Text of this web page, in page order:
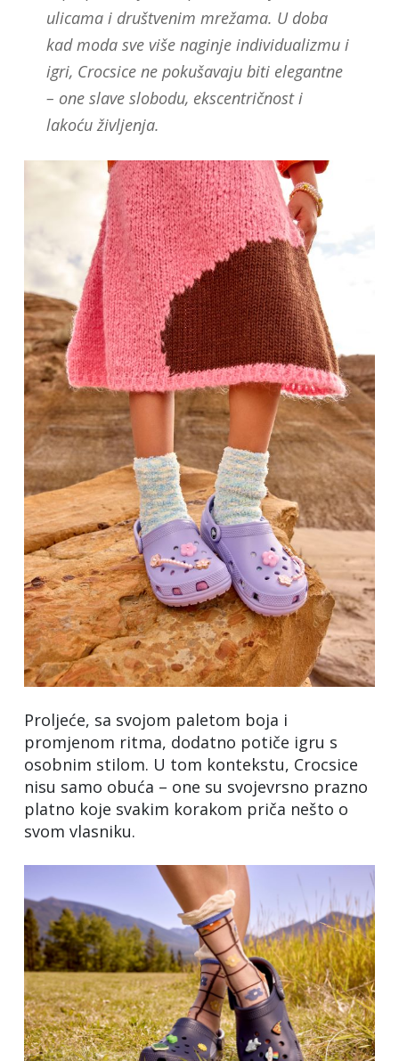
ulicama i društvenim mrežama. U doba
kad moda sve više naginje individualizmu i
igri, Crocsice ne pokušavaju biti elegantne
– one slave slobodu, ekscentričnost i
lakoću življenja.
Proljeće, sa svojom paletom boja i
promjenom ritma, dodatno potiče igru s
osobnim stilom. U tom kontekstu, Crocsice
nisu samo obuća – one su svojevrsno prazno
platno koje svakim korakom priča nešto o
svom vlasniku.